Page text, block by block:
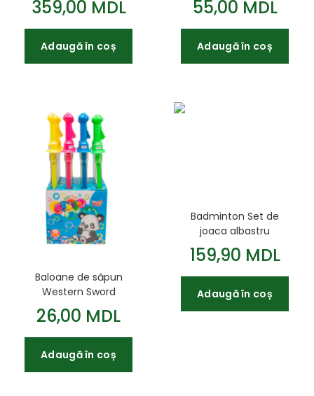
359,00 MDL
Adaugă în coș
55,00 MDL
Adaugă în coș
Baloane de săpun
Western Sword
26,00 MDL
Adaugă în coș
Badminton Set de
joaca albastru
159,90 MDL
Adaugă în coș